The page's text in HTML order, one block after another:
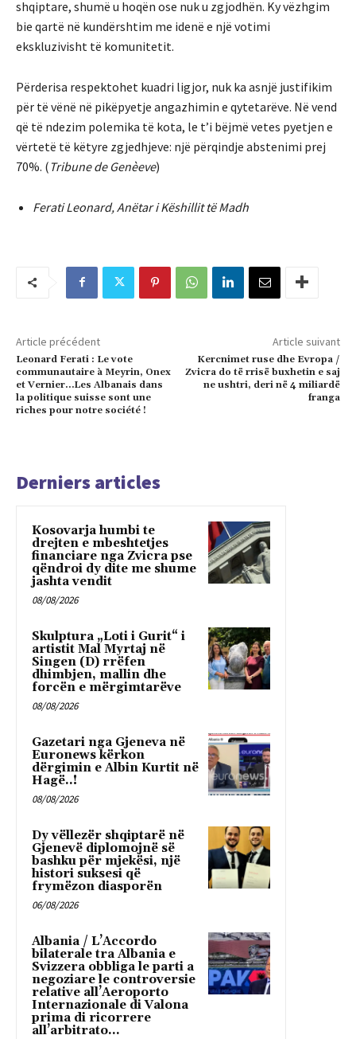
shqiptare, shumë u hoqën ose nuk u zgjodhën. Ky vëzhgim
bie qartë në kundërshtim me idenë e një votimi
ekskluzivisht të komunitetit.
Përderisa respektohet kuadri ligjor, nuk ka asnjë justifikim
për të vënë në pikëpyetje angazhimin e qytetarëve. Në vend
që të ndezim polemika të kota, le t’i bëjmë vetes pyetjen e
vërtetë të këtyre zgjedhjeve: një përqindje abstenimi prej
70%. ( Tribune de Genèeve)
Ferati Leonard, Anëtar i Këshillit të Madh
Article précédent
Leonard Ferati : Le vote
communautaire à Meyrin, Onex
et Vernier…Les Albanais dans
la politique suisse sont une
riches pour notre société !
Article suivant
Kercnimet ruse dhe Evropa /
Zvicra do të rrisë buxhetin e saj
ne ushtri, deri në 4 miliardë
franga
Derniers articles
Kosovarja humbi te
drejten e mbeshtetjes
financiare nga Zvicra pse
qëndroi dy dite me shume
jashta vendit
08/08/2026
Skulptura „Loti i Gurit“ i
artistit Mal Myrtaj në
Singen (D) rrëfen
dhimbjen, mallin dhe
forcën e mërgimtarëve
08/08/2026
Gazetari nga Gjeneva në
Euronews kërkon
dërgimin e Albin Kurtit në
Hagë..!
08/08/2026
Dy vëllezër shqiptarë në
Gjenevë diplomojnë së
bashku për mjekësi, një
histori suksesi që
frymëzon diasporën
06/08/2026
Albania / L’Accordo
bilaterale tra Albania e
Svizzera obbliga le parti a
negoziare le controversie
relative all’Aeroporto
Internazionale di Valona
prima di ricorrere
all’arbitrato...